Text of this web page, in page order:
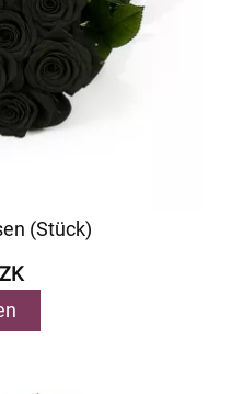
(Stück)